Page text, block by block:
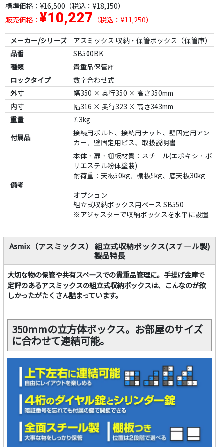
標準価格： ¥16,500 （税込：¥18,150）
販売価格： ¥10,227 （税込：¥11,250）
メーカー/シリーズ
アスミックス 収納・保管ボックス（保管庫）
品番
SB500BK
種類
貴重品保管庫
ロックタイプ
数字合わせ式
外寸
幅350 × 奥行350 × 高さ350mm
内寸
幅316 × 奥行323 × 高さ343mm
重量
7.3kg
付属品
接続用ボルト、接続用ナット、壁固定用アン
カー、壁固定用ビス、取扱説明書
備考
本体・扉・棚板材質：スチール(エポキシ・ポ
リエステル粉体塗装)
耐荷重：天板50kg、棚板5kg、底天板30kg
オプション
組立式収納ボックス用ベース SB550
※アジャスターで収納ボックスを水平に設置
Asmix（アスミックス） 組立式収納ボックス(スチール製)
製品特長
大切な物の保管や共有スペースでの貴重品管理に。手提げ金庫で
定評のあるアスミックスの組立式収納ボックスは、こんなのが欲
しかったがたくさん詰まっています。
350mmの立方体ボックス。お部屋のサイズ
に合わせて連結可能。